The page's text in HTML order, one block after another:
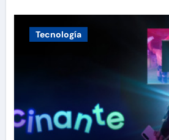
Tecnología